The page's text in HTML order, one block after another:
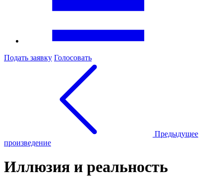
Подать заявку Голосовать
Предыдущее
произведение
Иллюзия и реальность